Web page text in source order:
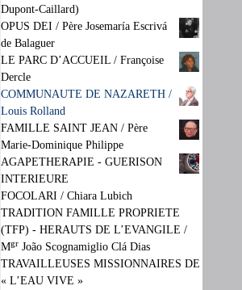
Dupont-Caillard)
OPUS DEI / Père Josemaría Escrivá
de Balaguer
LE PARC D’ACCUEIL / Françoise
Dercle
COMMUNAUTE DE NAZARETH /
Louis Rolland
FAMILLE SAINT JEAN / Père
Marie-Dominique Philippe
AGAPETHERAPIE - GUERISON
INTERIEURE
FOCOLARI / Chiara Lubich
TRADITION FAMILLE PROPRIETE
(TFP) - HERAUTS DE L’EVANGILE /
Mgr João Scognamiglio Clá Dias
TRAVAILLEUSES MISSIONNAIRES DE
« L’EAU VIVE »